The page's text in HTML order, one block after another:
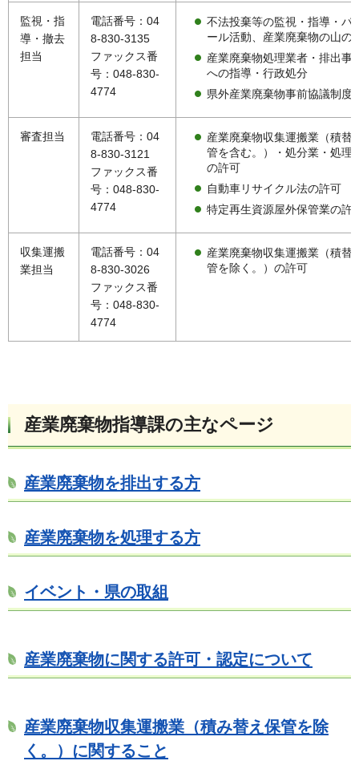
監視・指
導・撤去
担当
電話番号：04
8-830-3135
ファックス番
号：048-830-
4774
不法投棄等の監視・指導・パ
ール活動、産業廃棄物の山の
産業廃棄物処理業者・排出事
への指導・行政処分
県外産業廃棄物事前協議制度
審査担当
電話番号：04
8-830-3121
ファックス番
号：048-830-
4774
産業廃棄物収集運搬業（積替
管を含む。）・処分業・処理
の許可
自動車リサイクル法の許可
特定再生資源屋外保管業の許
収集運搬
業担当
電話番号：04
8-830-3026
ファックス番
号：048-830-
4774
産業廃棄物収集運搬業（積替
管を除く。）の許可
産業廃棄物指導課の主なページ
産業廃棄物を排出する方
産業廃棄物を処理する方
イベント・県の取組
産業廃棄物に関する許可・認定について
産業廃棄物収集運搬業（積み替え保管を除
く。）に関すること